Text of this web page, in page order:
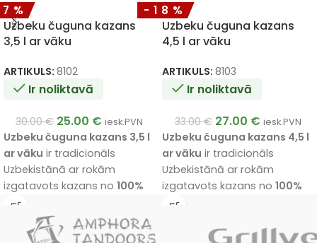
Uzbeku čuguna kazans
3,5 l ar vāku
ARTIKULS: 8102
Ir noliktavā
30.00€ 25.00 € iesk.PVN
Uzbeku čuguna kazans 3,5 l
ar vāku ir tradicionāls
Uzbekistānā ar rokām
izgatavots kazans no 100%
čuguna
biezām sieniņām, noslīpētu
iekšējo virsmu, plakanu ārējo
-18%
Uzbeku čuguna kazans
4,5 l ar vāku
ARTIKULS: 8103
Ir noliktavā
33.00€ 27.00 € iesk.PVN
Uzbeku čuguna kazans 4,5 l
ar vāku ir tradicionāls
Uzbekistānā ar rokām
izgatavots kazans no 100%
čuguna
iekšējo virsmu, plakanu ārējo